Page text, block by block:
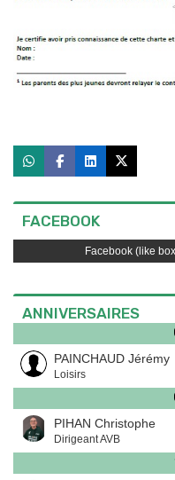
FACEBOOK
Facebook (like
ANNIVERSAIRES
PAINCHAUD Jérémy
Loisirs
PIHAN Christophe
Dirigeant AVB